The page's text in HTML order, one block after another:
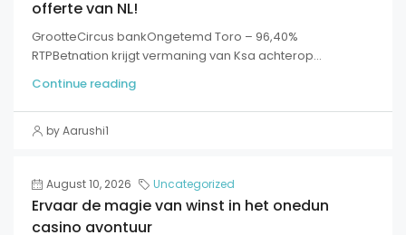
offerte van NL!
GrootteCircus bankOngetemd Toro – 96,40%
RTPBetnation krijgt vermaning van Ksa achterop...
Continue reading
by Aarushi1
August 10, 2026 Uncategorized
Ervaar de magie van winst in het onedun
casino avontuur